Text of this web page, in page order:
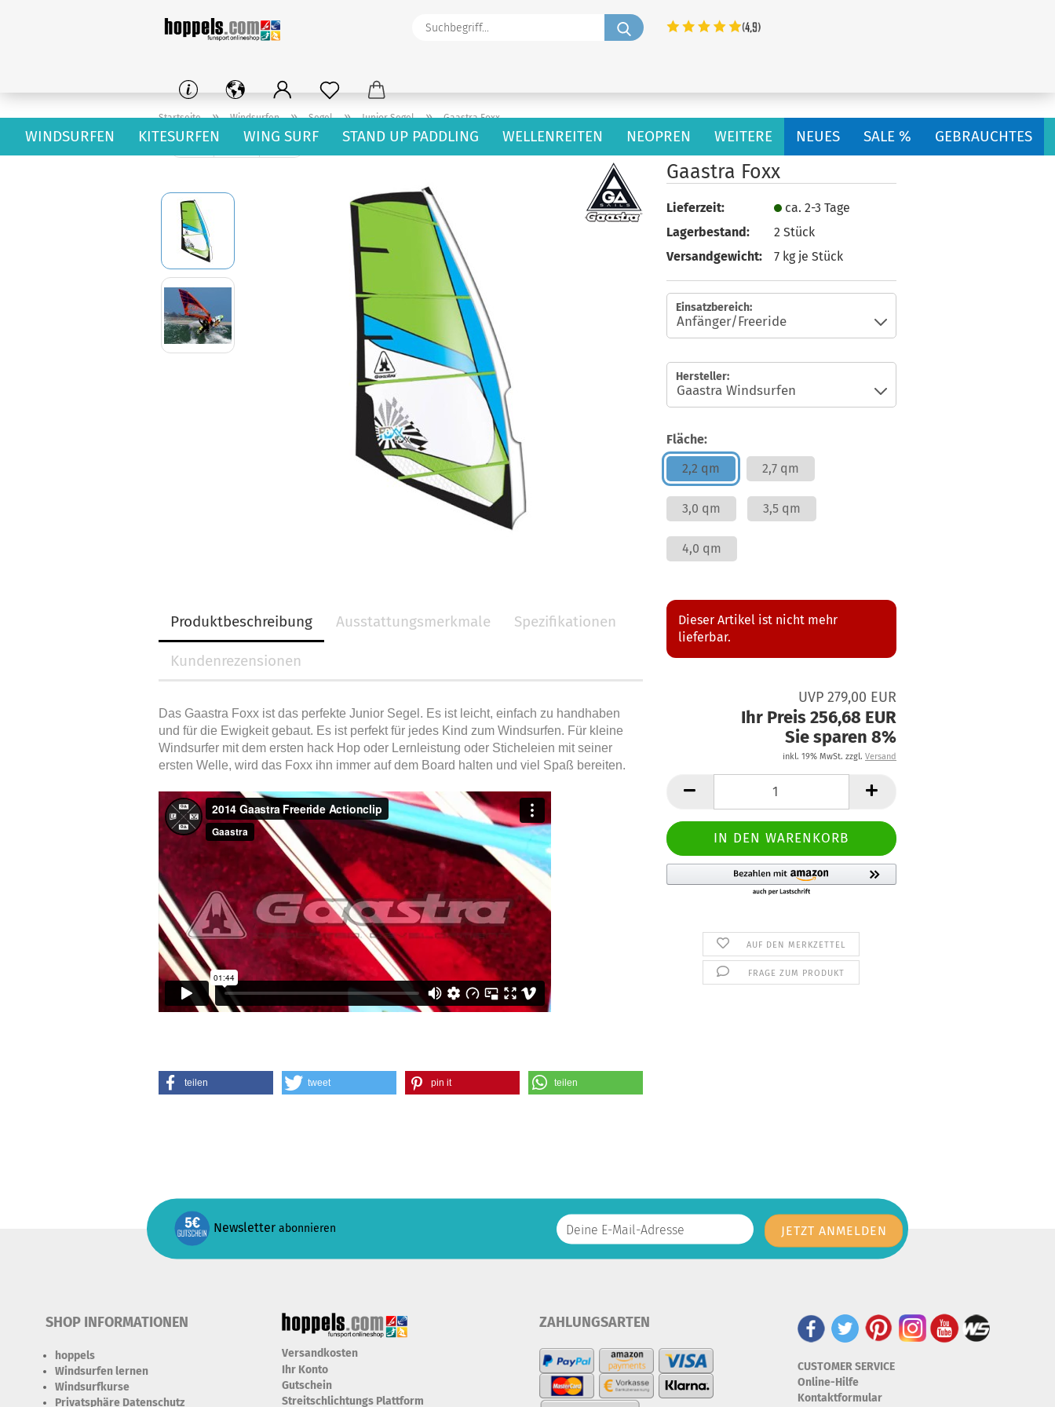
Suchbegriff...
WINDSURFEN KITESURFEN WING SURF STAND UP PADDLING WELLENREITEN NEOPREN NEUES SALE % GEBRAUCHTES
WEITERE
Startseite » Windsurfen » Segel » Junior Segel » Gaastra Foxx
Gaastra Foxx
Lieferzeit:
ca. 2-3 Tage
Lagerbestand:
2 Stück
Versandgewicht:
7kg je Stück
Einsatzbereich:
Hersteller:
Fläche:
2,2 qm
2,7 qm
3,0 qm 3,5 qm
4,0 qm
Dieser Artikel ist nicht mehr
lieferbar.
UVP 279,00 EUR
Ihr Preis 256,68 EUR
Sie sparen 8%
inkl. 19% MwSt. zzgl. Versand
AUF DEN MERKZETTEL
FRAGE ZUM PRODUKT
Produktbeschreibung Ausstattungsmerkmale Spezifikationen
Kundenrezensionen
Das Gaastra Foxx ist das perfekte Junior Segel. Es ist leicht, einfach zu handhaben
und für die Ewigkeit gebaut. Es ist perfekt für jedes Kind zum Windsurfen. Für kleine
Windsurfer mit dem ersten hack Hop oder Lernleistung oder Sticheleien mit seiner
ersten Welle, wird das Foxx ihn immer auf dem Board halten und viel Spaß bereiten.
teilen tweet pin it teilen
Newsletter abonnieren
SHOP INFORMATIONEN
hoppels
Windsurfen lernen
Windsurfkurse
Privatsphäre Datenschutz
Versandkosten
Ihr Konto
Gutschein
Streitschlichtungs Plattform
ZAHLUNGSARTEN
CUSTOMER SERVICE
Online-Hilfe
Kontaktformular